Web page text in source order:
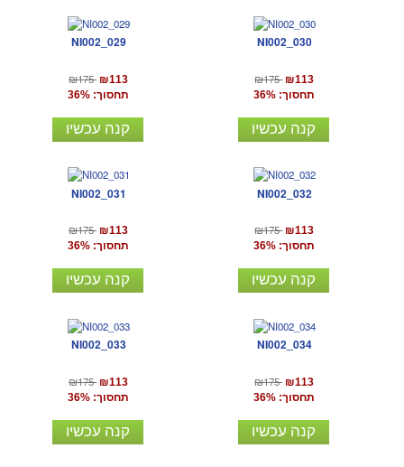
NI002_029
₪175 ₪113
תחסוך: 36%
קנה עכשיו
NI002_030
₪175 ₪113
תחסוך: 36%
קנה עכשיו
NI002_031
₪175 ₪113
תחסוך: 36%
קנה עכשיו
NI002_032
₪175 ₪113
תחסוך: 36%
קנה עכשיו
NI002_033
₪175 ₪113
תחסוך: 36%
קנה עכשיו
NI002_034
₪175 ₪113
תחסוך: 36%
קנה עכשיו